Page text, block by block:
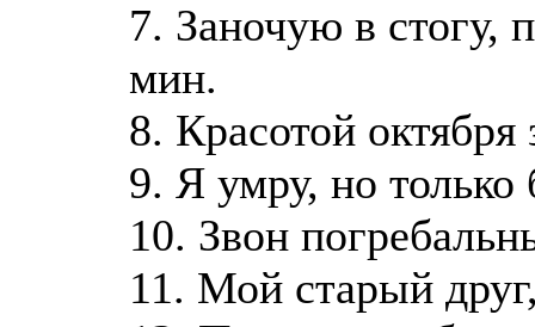
7. Заночую в стогу,
мин.
8. Красотой
9. Я умру, но
10. Звон
11. Мой старый